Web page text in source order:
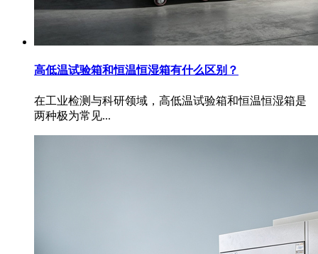
高低温试验箱和恒温恒湿箱有什么区别？
在工业检测与科研领域，高低温试验箱和恒温恒湿箱是
两种极为常见...